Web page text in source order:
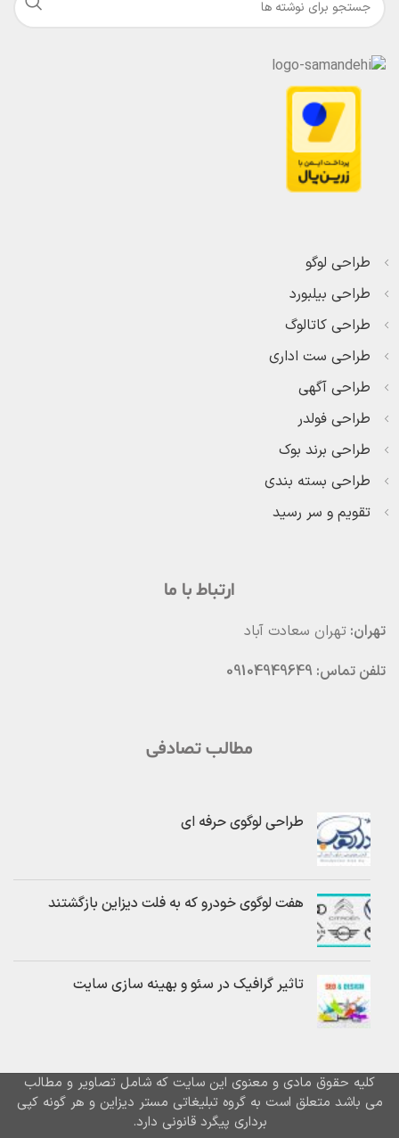
طراحی لوگو
طراحی بیلبورد
طراحی کاتالوگ
طراحی ست اداری
طراحی آگهی
طراحی فولدر
طراحی برند بوک
طراحی بسته بندی
تقویم و سر رسید
ارتباط با ما
تهران: تهران سعادت آباد
تلفن تماس: 09104949649
مطالب تصادفی
طراحی لوگوی حرفه ای
هفت لوگوی خودرو که به فلت دیزاین بازگشتند
تاثیر گرافیک در سئو و بهینه سازی سایت
کلیه حقوق مادی و معنوی این سایت که شامل تصاویر و مطالب
می باشد متعلق است به گروه تبلیغاتی مستر دیزاین و هر گونه کپی
برداری پیگرد قانونی دارد.